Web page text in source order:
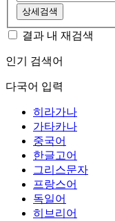
상세검색
결과 내 재검색
인기 검색어
다국어 입력
히라가나
가타카나
중국어
한글고어
그리스문자
프랑스어
독일어
히브리어